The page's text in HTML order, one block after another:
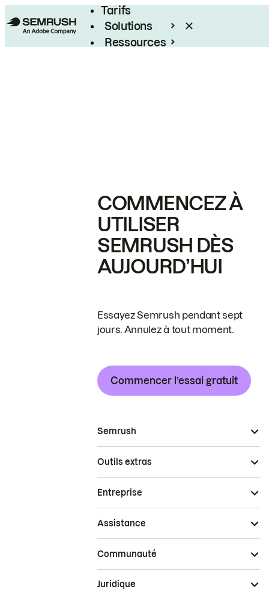
Tarifs
Solutions
Ressources
COMMENCEZ À
UTILISER
SEMRUSH DÈS
AUJOURD’HUI
Essayez Semrush pendant sept
jours. Annulez à tout moment.
Commencer l’essai gratuit
Semrush
Outils extras
Entreprise
Assistance
Communauté
Juridique